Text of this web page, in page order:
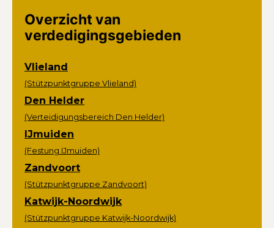
Overzicht van
verdedigingsgebieden
Vlieland
(Stützpunktgruppe Vlieland)
Den Helder
(Verteidigungsbereich Den Helder)
IJmuiden
(Festung IJmuiden)
Zandvoort
(Stützpunktgruppe Zandvoort)
Katwijk-Noordwijk
(Stützpunktgruppe Katwijk-Noordwijk)